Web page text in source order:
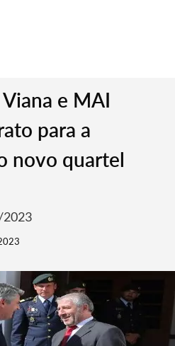
e MAI
para a
novo quartel
2023